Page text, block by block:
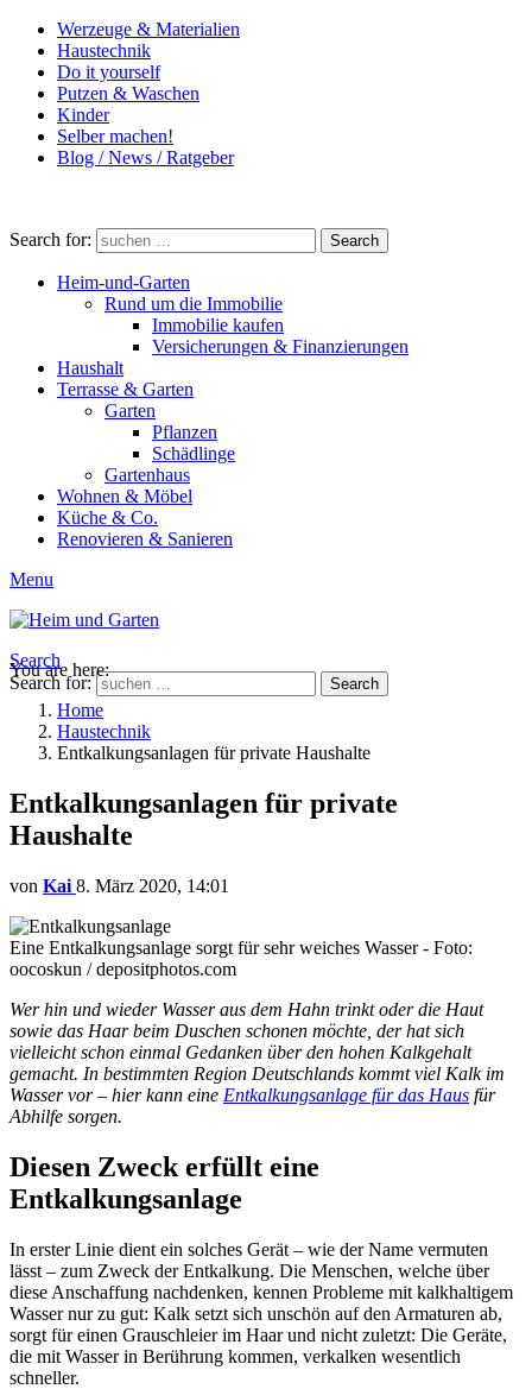
Werzeuge & Materialien
Haustechnik
Do it yourself
Putzen & Waschen
Kinder
Selber machen!
Blog / News / Ratgeber
Search for: Search
Heim-und-Garten
Rund um die Immobilie
Immobilie kaufen
Versicherungen & Finanzierungen
Haushalt
Terrasse & Garten
Garten
Pflanzen
Schädlinge
Gartenhaus
Wohnen & Möbel
Küche & Co.
Renovieren & Sanieren
Menu
Search
Search for:
Search
You are here:
Home
Haustechnik
Entkalkungsanlagen für private Haushalte
Entkalkungsanlagen für private
Haushalte
von Kai 8. März 2020, 14:01
Eine Entkalkungsanlage sorgt für sehr weiches Wasser - Foto:
oocoskun / depositphotos.com
Wer hin und wieder Wasser aus dem Hahn trinkt oder die Haut
sowie das Haar beim Duschen schonen möchte, der hat sich
vielleicht schon einmal Gedanken über den hohen Kalkgehalt
gemacht. In bestimmten Region Deutschlands kommt viel Kalk im
Wasser vor – hier kann eine Entkalkungsanlage für das Haus für
Abhilfe sorgen.
Diesen Zweck erfüllt eine
Entkalkungsanlage
In erster Linie dient ein solches Gerät – wie der Name vermuten
lässt – zum Zweck der Entkalkung. Die Menschen, welche über
diese Anschaffung nachdenken, kennen Probleme mit kalkhaltigem
Wasser nur zu gut: Kalk setzt sich unschön auf den Armaturen ab,
sorgt für einen Grauschleier im Haar und nicht zuletzt: Die Geräte,
die mit Wasser in Berührung kommen, verkalken wesentlich
schneller.